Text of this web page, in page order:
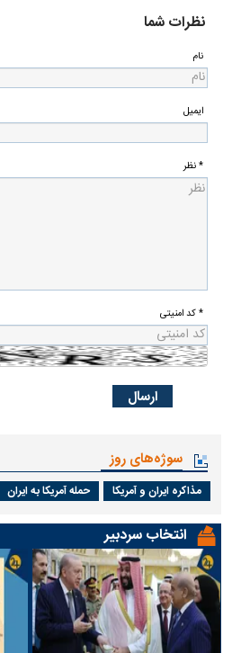
نظرات شما
نام
ایمیل
* نظر
* کد امنیتی
سوژه‌های روز
مذاکره ایران و آمریکا حمله آمریکا به ایران
انتخاب سردبیر